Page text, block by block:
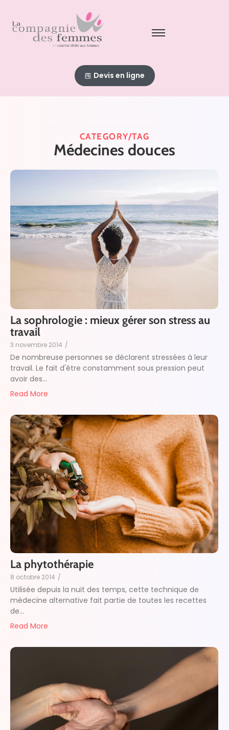
Devis en ligne
CATEGORY/TAG
Médecines douces
La sophrologie : mieux gérer son stress au
travail
3 novembre 2014 /
De nombreuse personnes se déclarent stressées à leur
travail. Le fait d'être constamment sous pression peut
avoir des...
Read More
La phytothérapie
8 octobre 2014 /
Utilisée depuis la nuit des temps, cette technique de
médecine alternative fait partie de toutes les recettes
de...
Read More